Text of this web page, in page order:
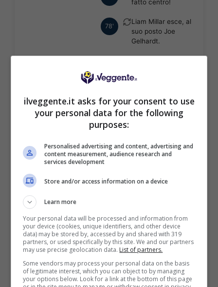
fatto centro!
78'
Liam Millar esce, al
suo posto Joe
Gelhardt.
Belloumi ha fatto
centro!
Casper de Norre esce,
Bannan.
Zak Sturge esce, al
suo posto Alfie
Thierno Ballo esce, al
suo posto Mihailo
Ivanovic.
52'
Viene mostrato il giallo
a Charlie Hughes.
ilveggente.it asks for your consent to use
your personal data for the following
purposes:
Personalised advertising and content, advertising and
content measurement, audience research and
services development
Store and/or access information on a device
Learn more
Your personal data will be processed and information from
your device (cookies, unique identifiers, and other device
data) may be stored by, accessed by and shared with 319
partners, or used specifically by this site. We and our partners
may use precise geolocation data. List of partners.
Some vendors may process your personal data on the basis
of legitimate interest, which you can object to by managing
your options below. Look for a link at the bottom of this page